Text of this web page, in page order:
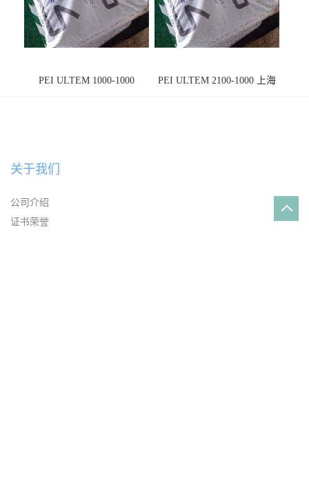
PEI ULTEM 1000-1000
PEI ULTEM 2100-1000 上海
关于我们
公司介绍
证书荣誉